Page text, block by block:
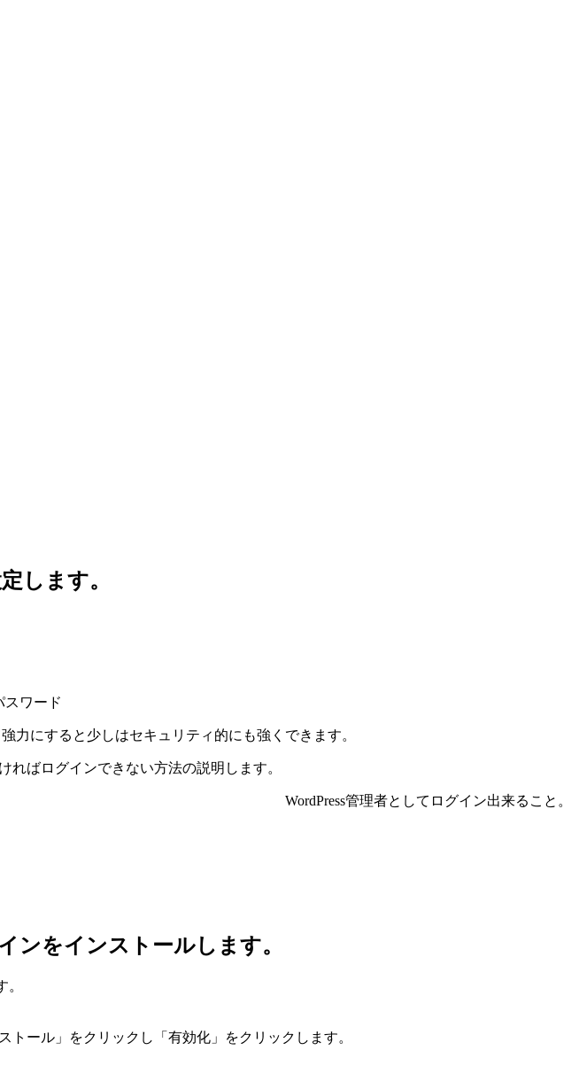
します。
力にすると少しはセキュリティ的にも強くできます。
ばログインできない方法の説明します。
WordPress管理者としてログイン出来ること。
ンをインストールします。
ール」をクリックし「有効化」をクリックします。